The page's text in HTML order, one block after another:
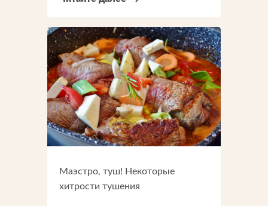
Маэстро, туш! Некоторые
хитрости тушения
Нажимая кнопку «Отправить», вы принимаете условия
пользовательского соглашенияОтправить
Нажимая на кнопку, я принимаю условия соглашения.
Нажимая на кнопку, я принимаю условия соглашения.